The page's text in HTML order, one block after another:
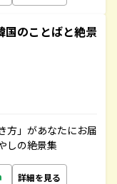
国のことばと絶景
方」があなたにお届
しの絶景集
詳細を見る